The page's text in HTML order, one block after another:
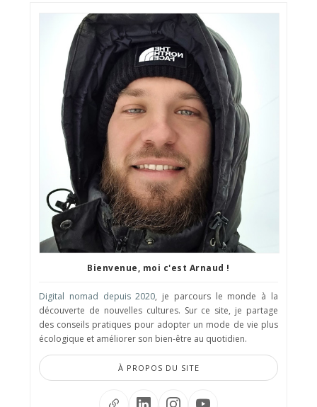
Bienvenue, moi c'est Arnaud !
Digital nomad depuis 2020, je parcours le monde à la
découverte de nouvelles cultures. Sur ce site, je partage
des conseils pratiques pour adopter un mode de vie plus
écologique et améliorer son bien-être au quotidien.
À PROPOS DU SITE